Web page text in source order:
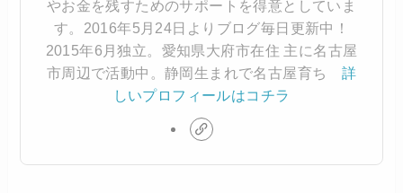
やお金を残すためのサポートを得意としていま
す。2016年5月24日よりブログ毎日更新中！
2015年6月独立。愛知県大府市在住 主に名古屋
市周辺で活動中。静岡生まれで名古屋育ち 詳
しいプロフィールはコチラ